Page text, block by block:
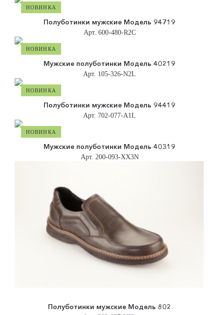
НОВИНКА
Полуботинки мужские Модель 94719
Арт. 600-480-R2C
НОВИНКА
Мужские полуботинки Модель 40219
Арт. 105-326-N2L
НОВИНКА
Полуботинки мужские Модель 94419
Арт. 702-077-A1L
НОВИНКА
Мужские полуботинки Модель 40319
Арт. 200-093-XX3N
Полуботинки мужские Модель 802